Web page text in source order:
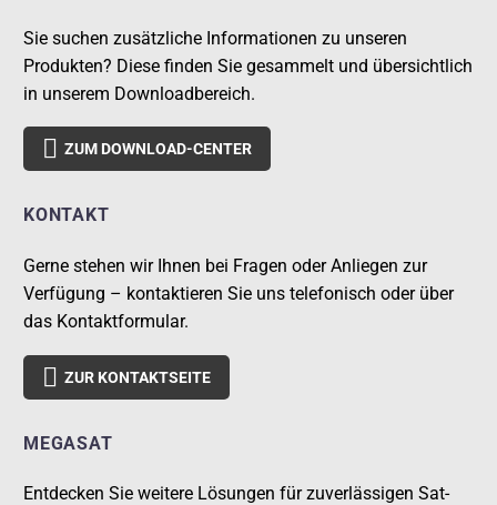
Sie suchen zusätzliche Informationen zu unseren
Produkten? Diese finden Sie gesammelt und übersichtlich
in unserem Downloadbereich.
 ZUM DOWNLOAD-CENTER
KONTAKT
Gerne stehen wir Ihnen bei Fragen oder Anliegen zur
Verfügung – kontaktieren Sie uns telefonisch oder über
das Kontaktformular.
 ZUR KONTAKTSEITE
MEGASAT
Entdecken Sie weitere Lösungen für zuverlässigen Sat-